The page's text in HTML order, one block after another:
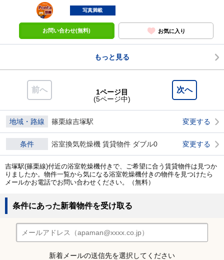
ポンタ
部屋
写真満載
お問い合わせ(無料) お気に入り
もっと見る
前へ 次へ
1ページ目
(5ページ中)
地域・路線 篠栗線吉塚駅 変更する
条件 浴室換気乾燥機 賃貸物件 ダブル0 変更する
吉塚駅(篠栗線)付近の浴室乾燥機付きで、ご希望に合う賃貸物件は見つか
りましたか。物件一覧から気になる浴室乾燥機付きの物件を見つけたら
メールかお電話でお問い合わせください。（無料）
条件にあった新着物件を受け取る
新着メールの送信先を選択してください